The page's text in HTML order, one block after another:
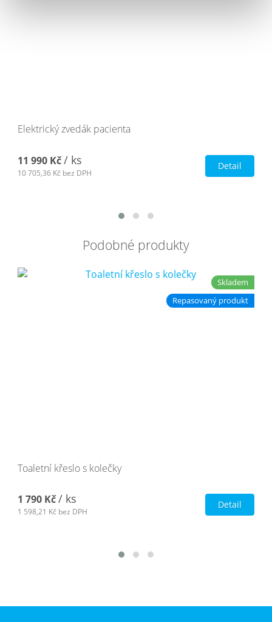
Elektrický zvedák pacienta
11 990 Kč/ ks
10 705,36 Kč bez DPH
Detail
Podobné produkty
Skladem
Repasovaný produkt
Toaletní křeslo s kolečky
1 790 Kč/ ks
1 598,21 Kč bez DPH
Detail